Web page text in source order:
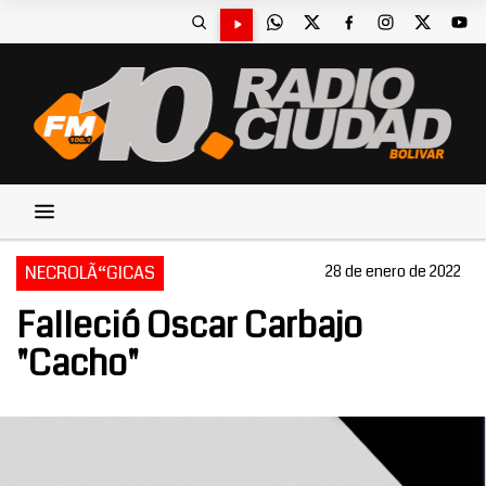
NECROLÃ“GICAS 28 de enero de 2022
Falleció Oscar Carbajo
"Cacho"